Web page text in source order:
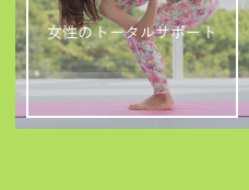
女性のトータルサポート